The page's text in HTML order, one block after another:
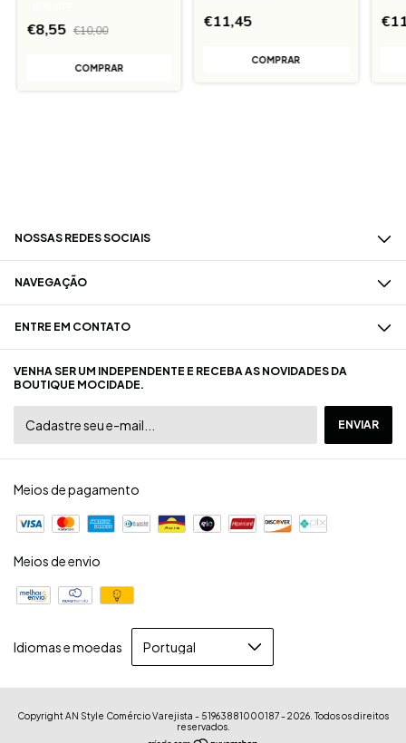
€8,55 €10,00 €11,45
NOSSAS REDES SOCIAIS
NAVEGAÇÃO
ENTRE EM CONTATO
VENHA SER UM INDEPENDENTE E RECEBA AS NOVIDADES DA
BOUTIQUE MOCIDADE.
Meios de pagamento
Meios de envio
Idiomas e moedas
Copyright AN Style Comércio Varejista - 51963881000187 - 2026. Todos os direitos
reservados.